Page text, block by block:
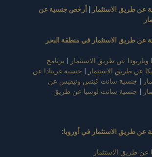
عن طريق الاستثمار | أرخص جنسية عن
عن طريق الاستثمار في منطقة البحر
وباربودا عن طريق الاستثمار | برنامج
عن طريق الاستثمار | جنسية غرينادا عن
| جنسية سانت كيتس ونيفيس عن
| جنسية سانت لوسيا عن طريق
عن طريق الاستثمار في أوروبا:
عن طريق الاستثمار